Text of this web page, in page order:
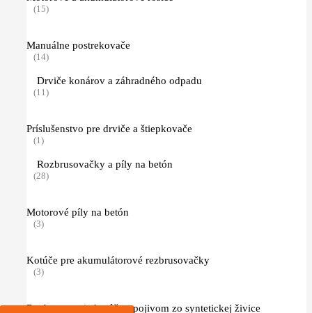
(15)
Manuálne postrekovače
(14)
Drviče konárov a záhradného odpadu
(11)
Príslušenstvo pre drviče a štiepkovače
(1)
Rozbrusovačky a píly na betón
(28)
Motorové píly na betón
(3)
Kotúče pre akumulátorové rezbrusovačky
(3)
Rozbrusovacie kotúče s pojivom zo syntetickej živice